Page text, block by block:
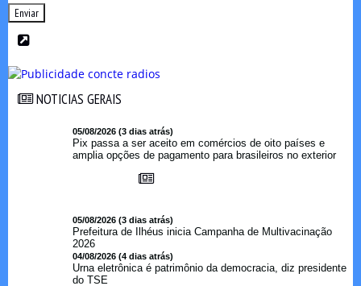
Enviar
NOTICIAS GERAIS
05/08/2026 (3 dias atrás)
Pix passa a ser aceito em comércios de oito países e
amplia opções de pagamento para brasileiros no exterior
05/08/2026 (3 dias atrás)
Prefeitura de Ilhéus inicia Campanha de Multivacinação
2026
04/08/2026 (4 dias atrás)
Urna eletrônica é patrimônio da democracia, diz presidente
do TSE